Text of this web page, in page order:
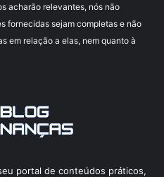
acharão relevantes, nós não
fornecidas sejam completas e não
em relação a elas, nem quanto à
portal de conteúdos práticos,